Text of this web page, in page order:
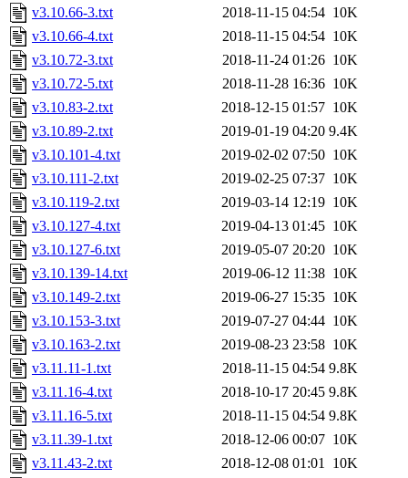
v3.10.66-3.txt 2018-11-15 04:54 10K
v3.10.66-4.txt
2018-11-15 04:54 10K
v3.10.72-3.txt
2018-11-24 01:26 10K
v3.10.72-5.txt
2018-11-28 16:36 10K
v3.10.83-2.txt
2018-12-15 01:57 10K
v3.10.89-2.txt
2019-01-19 04:20 9.4K
v3.10.101-4.txt
2019-02-02 07:50 10K
v3.10.111-2.txt
2019-02-25 07:37 10K
v3.10.119-2.txt
2019-03-14 12:19 10K
v3.10.127-4.txt
2019-04-13 01:45 10K
v3.10.127-6.txt
2019-05-07 20:20 10K
v3.10.139-14.txt
2019-06-12 11:38 10K
v3.10.149-2.txt
2019-06-27 15:35 10K
v3.10.153-3.txt
2019-07-27 04:44 10K
v3.10.163-2.txt
2019-08-23 23:58 10K
v3.11.11-1.txt
2018-11-15 04:54 9.8K
v3.11.16-4.txt
2018-10-17 20:45 9.8K
v3.11.16-5.txt
2018-11-15 04:54 9.8K
v3.11.39-1.txt
2018-12-06 00:07 10K
v3.11.43-2.txt
2018-12-08 01:01 10K